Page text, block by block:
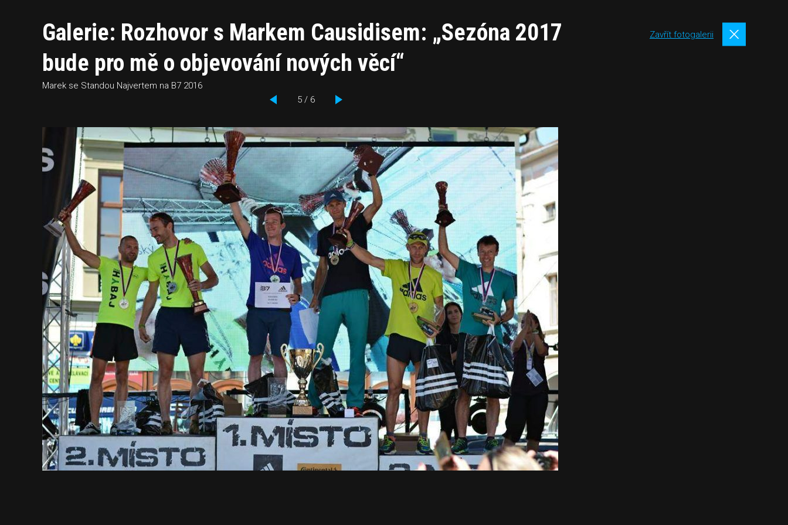
Galerie: Rozhovor s Markem Causidisem: „Sezóna 2017
bude pro mě o objevování nových věcí“
Marek se Standou Najvertem na B7 2016
5 / 6
Zavřít fotogalerii